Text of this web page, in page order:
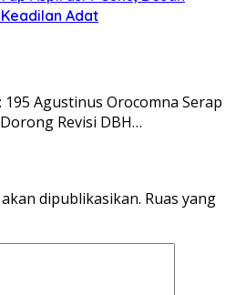
Adat
Agustinus Orocomna Serap
Revisi DBH…
dipublikasikan. Ruas yang